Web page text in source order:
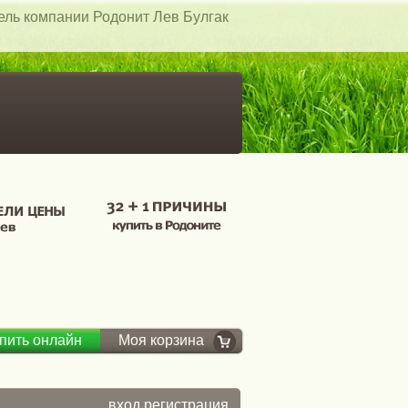
компании Родонит Лев Булгак
онлайн Моя корзина
вход регистрация